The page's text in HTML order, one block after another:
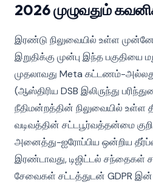
2026 முழுவதும்
இரண்டு நிலுவையில் உள்ள
இறுதிக்கு முன்பு இந்த பகுதியை
முதலாவது Meta கட்டணம்-
(ஆஸ்திரிய DSB இலிருந்து
நீதிமன்றத்தின் நிலுவையில் உள்ள
வடிவத்தின் சட்டபூர்வத்தன்மை
அனைத்து-ஐரோப்பிய ஒன்றிய
இரண்டாவது, டிஜிட்டல் சந்தைகள்
சேவைகள் சட்டத்துடன் GDPR இன்